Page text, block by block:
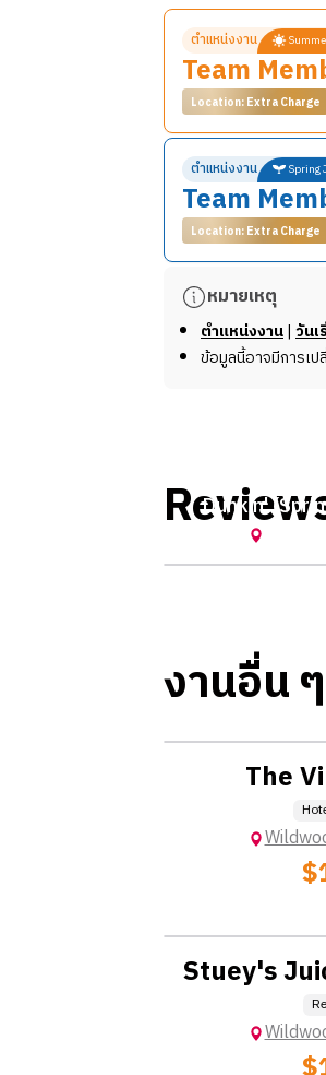
ตำแหน่งงาน
Team
Location: Extra Charge
รายละเอียดงาน
Team Member ที่
หน้าที่และความรับผิ
รับออร์เดอร์และคิด
จัดเตรียมและส่ง
บริการหลังการข
เตรียมวัตถุดิบแ
งานอื่น ๆ ที่ได้รับ
*ข้อมูลนี้อาจมีการเ
ตำแหน่งงาน Spring
Team
Location: Extra Charge
รายละเอียดงาน
Team Member ที่
หน้าที่และความรับผิ
บริการหลังการ
เตรียมวัตถุดิบแล
รักษาความสะอ
ช่วยเหลือในการ
*ข้อมูลนี้อาจมีการเ
หมายเหตุ
ตำแหน่งงาน| วันเ
ข้อมูลนี้อาจมีการเ
Dunkin'
งานอื่น ๆ
The
Stuey's